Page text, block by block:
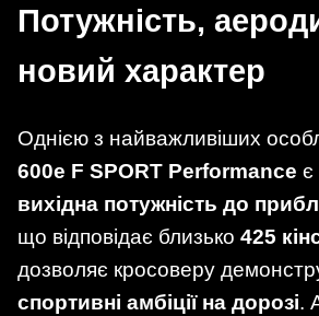
Потужність,
новий характер
Однією з найважливіших
600e F SPORT Performance є
вихідна потужність до
що відповідає близько 425
дозволяє кросоверу
спортивні амбіції на дорозі.